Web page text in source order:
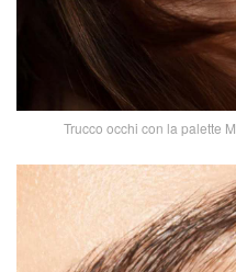
Trucco occhi con la palette